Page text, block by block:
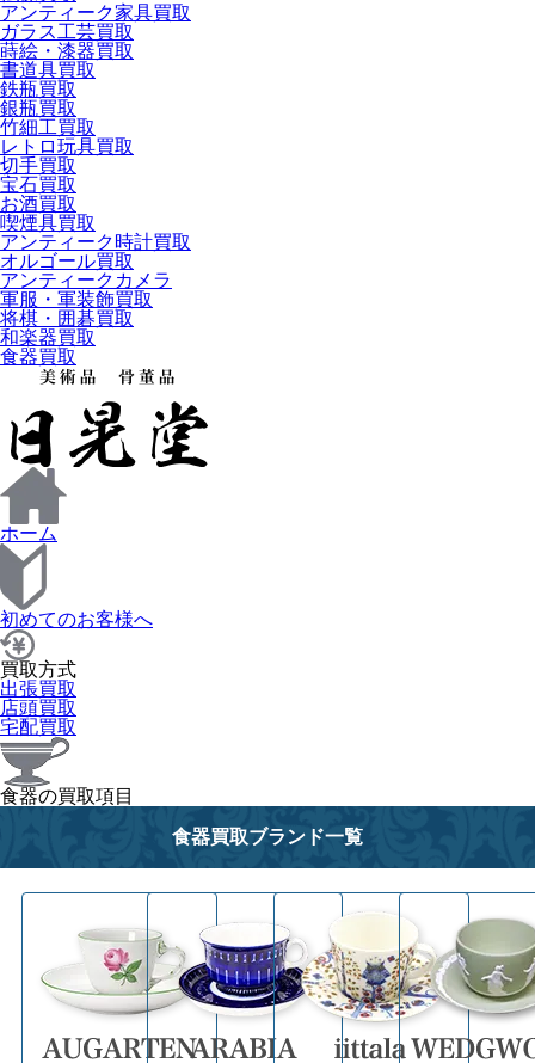
アンティーク家具買取
ガラス工芸買取
蒔絵・漆器買取
書道具買取
鉄瓶買取
銀瓶買取
竹細工買取
レトロ玩具買取
切手買取
宝石買取
お酒買取
喫煙具買取
アンティーク時計買取
オルゴール買取
アンティークカメラ
軍服・軍装飾買取
将棋・囲碁買取
和楽器買取
食器買取
ホーム
初めてのお客様へ
買取方式
出張買取
店頭買取
宅配買取
食器の買取項目
食器買取ブランド一覧